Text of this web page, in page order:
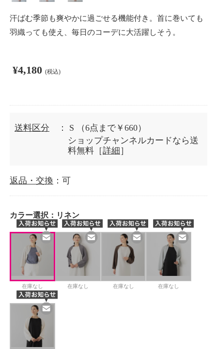
汗ばむ季節も爽やかに過ごせる機能付き。首に巻いても
羽織っても使え、毎日のコーデに大活躍しそう。
¥4,180 (税込)
送料区分 ： S
（6点まで￥660）
ショップチャンネルカードなら送
料無料［詳細 ］
返品・交換 ：可
カラー選択： リネン
在庫なし 在庫なし 在庫なし 在庫なし